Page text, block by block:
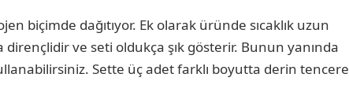
biçimde dağıtıyor. Ek olarak üründe sıcaklık uzun
dirençlidir ve seti oldukça şık gösterir. Bunun yanında
Sette üç adet farklı boyutta derin tencere